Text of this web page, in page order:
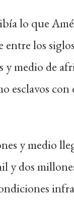
lo que
entre los
y medio de
esclavos con
y medio
y dos